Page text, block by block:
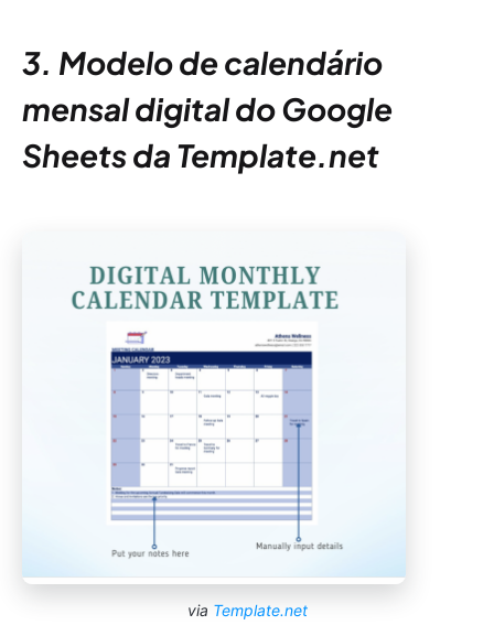
3. Modelo de calendário
mensal digital do Google
Sheets da Template.net
via Template.net